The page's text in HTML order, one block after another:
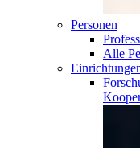
Personen
Alle